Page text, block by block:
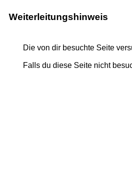
Weiterleitungshinweis
Die von dir besuchte Seite
Falls du diese Seite nicht